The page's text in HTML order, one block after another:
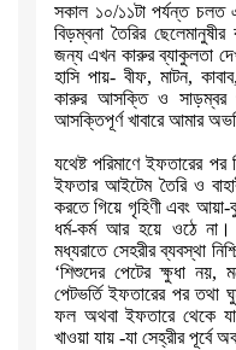
সকাল ১০/১১টা পর্যন্ত চলত
বিড়ম্বনা তৈরির
জন্য এখন কারুর ব্যাকুলতা
হাসি পায়- বীফ, মাটন, কাবাব
কারুর আসক্তি ও সাড়ম্বর
আসক্তিপূর্ণ খাবারে আমার
যথেষ্ট পরিমাণে ইফতারের
ইফতার আইটেম তৈরি ও
করতে গিয়ে গৃহিণী এবং আয়া-
ধর্ম-কর্ম আর হয়ে ওঠে না।
মধ্যরাতে সেহরীর ব্যবস্থা
‘শিশুদের পেটের ক্ষুধা নয়,
পেটভর্তি ইফতারের পর তথা
ফল অথবা ইফতারে থেকে
খাওয়া যায় -যা সেহ্রীর পূর্বে